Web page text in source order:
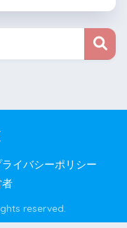
ライバシーポリシー
者
reserved.